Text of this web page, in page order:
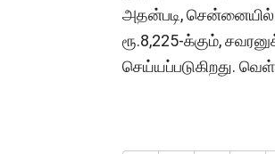
அதன்படி, சென்னையில்
ரூ.8,225-க்கும்,
செய்யப்படுகிறது.